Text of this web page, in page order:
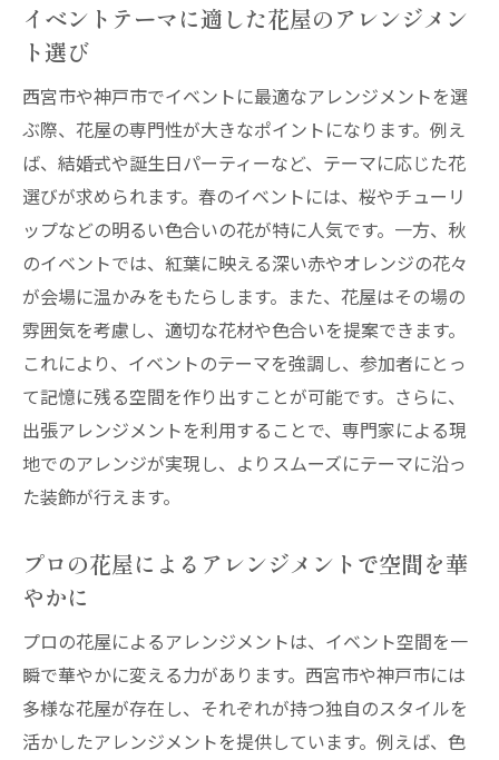
イベントテーマに適した花屋のアレンジメン
ト選び
西宮市や神戸市でイベントに最適なアレンジメントを選
ぶ際、花屋の専門性が大きなポイントになります。例え
ば、結婚式や誕生日パーティーなど、テーマに応じた花
選びが求められます。春のイベントには、桜やチューリ
ップなどの明るい色合いの花が特に人気です。一方、秋
のイベントでは、紅葉に映える深い赤やオレンジの花々
が会場に温かみをもたらします。また、花屋はその場の
雰囲気を考慮し、適切な花材や色合いを提案できます。
これにより、イベントのテーマを強調し、参加者にとっ
て記憶に残る空間を作り出すことが可能です。さらに、
出張アレンジメントを利用することで、専門家による現
地でのアレンジが実現し、よりスムーズにテーマに沿っ
た装飾が行えます。
プロの花屋によるアレンジメントで空間を華
やかに
プロの花屋によるアレンジメントは、イベント空間を一
瞬で華やかに変える力があります。西宮市や神戸市には
多様な花屋が存在し、それぞれが持つ独自のスタイルを
活かしたアレンジメントを提供しています。例えば、色